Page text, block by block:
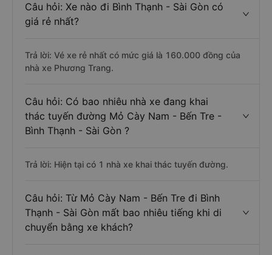
Câu hỏi: Xe nào đi Bình Thạnh - Sài Gòn có
giá rẻ nhất?
Trả lời: Vé xe rẻ nhất có mức giá là 160.000 đồng của
nhà xe Phương Trang.
Câu hỏi: Có bao nhiêu nhà xe đang khai
thác tuyến đường Mỏ Cày Nam - Bến Tre -
Bình Thạnh - Sài Gòn ?
Trả lời: Hiện tại có 1 nhà xe khai thác tuyến đường.
Câu hỏi: Từ Mỏ Cày Nam - Bến Tre đi Bình
Thạnh - Sài Gòn mất bao nhiêu tiếng khi di
chuyển bằng xe khách?